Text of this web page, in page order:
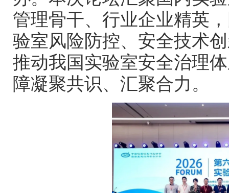
管理骨干、行业企业精英
验室风险防控、安全技术
推动我国实验室安全治理
障凝聚共识、汇聚合力。